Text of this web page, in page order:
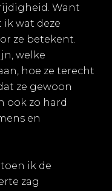
Want
wat deze
ze betekent.
welke
hoe ze terecht
ze gewoon
ook zo hard
en
ik de
zag